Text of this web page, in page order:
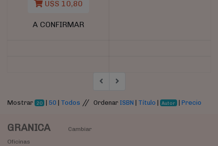
U$S 10,80
A CONFIRMAR
Mostrar 20 | 50 | Todos // Ordenar ISBN | Título | Autor |Precio
GRANICA
Cambiar
Oficinas